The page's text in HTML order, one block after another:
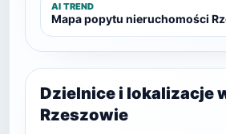
AI TREND
Mapa popytu nieruchomości
Dzielnice i lokalizacje
Rzeszowie